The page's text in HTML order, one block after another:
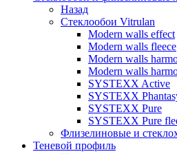
Назад
Стеклообои Vitrulan
Modern walls effect
Modern walls fleece
Modern walls
Modern walls
SYSTEXX Active
SYSTEXX
SYSTEXX Pure
SYSTEXX Pure
Флизелиновые и
Теневой профиль